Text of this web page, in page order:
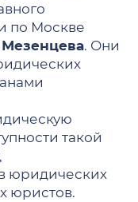
по Москве
. Они
такой
юридических
юристов.